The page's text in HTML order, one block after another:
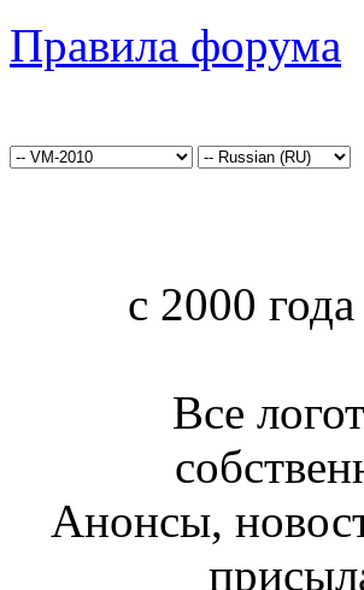
Правила форума
c 2000
Все
Анонсы,